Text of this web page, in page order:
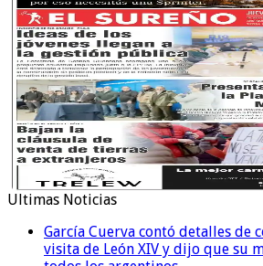
Ultimas Noticias
García Cuerva contó detalles de
visita de León XIV y dijo que su